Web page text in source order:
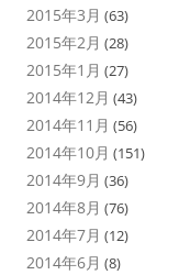
2015年3月 (63)
2015年2月 (28)
2015年1月 (27)
2014年12月 (43)
2014年11月 (56)
2014年10月 (151)
2014年9月 (36)
2014年8月 (76)
2014年7月 (12)
2014年6月 (8)